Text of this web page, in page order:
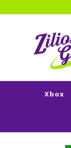
Xbox